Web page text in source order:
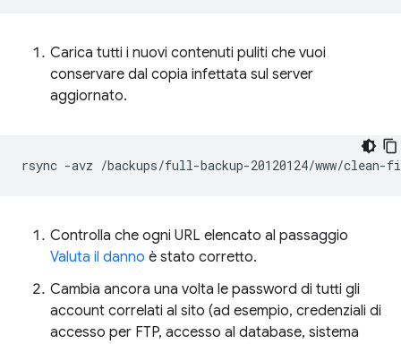
Carica tutti i nuovi contenuti puliti che vuoi
conservare dal copia infettata sul server
aggiornato.
rsync -avz /backups/full-backup-20120124/www/
Controlla che ogni URL elencato al passaggio
Valuta il danno è stato corretto.
Cambia ancora una volta le password di tutti gli
account correlati al sito (ad esempio, credenziali di
accesso per FTP, accesso al database, sistema